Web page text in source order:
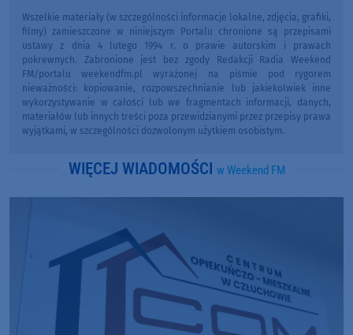
Wszelkie materiały (w szczególności informacje lokalne, zdjęcia, grafiki,
filmy) zamieszczone w niniejszym Portalu chronione są przepisami
ustawy z dnia 4 lutego 1994 r. o prawie autorskim i prawach
pokrewnych. Zabronione jest bez zgody Redakcji Radia Weekend
FM/portalu weekendfm.pl wyrażonej na piśmie pod rygorem
nieważności: kopiowanie, rozpowszechnianie lub jakiekolwiek inne
wykorzystywanie w całości lub we fragmentach informacji, danych,
materiałów lub innych treści poza przewidzianymi przez przepisy prawa
wyjątkami, w szczególności dozwolonym użytkiem osobistym.
WIĘCEJ WIADOMOŚCI w Weekend FM